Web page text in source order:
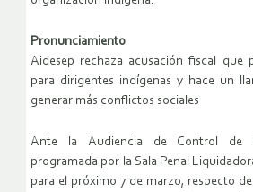
Pronunciamiento
Aidesep rechaza acusación fiscal que
para dirigentes indígenas y hace un
generar más conflictos sociales
Ante la Audiencia de Control de
programada por la Sala Penal
para el próximo 7 de marzo, respecto